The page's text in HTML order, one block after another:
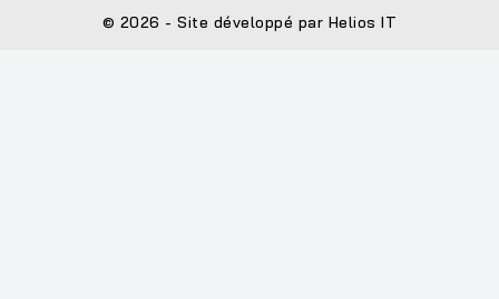
© 2026 - Site développé par Helios IT